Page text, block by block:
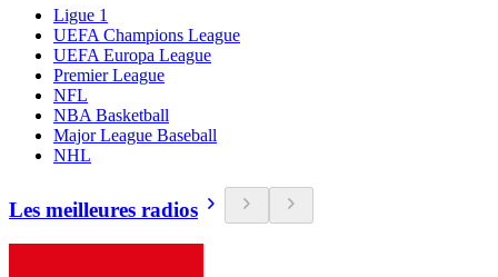
Ligue 1
UEFA Champions League
UEFA Europa League
Premier League
NFL
NBA Basketball
Major League Baseball
NHL
Les meilleures radios